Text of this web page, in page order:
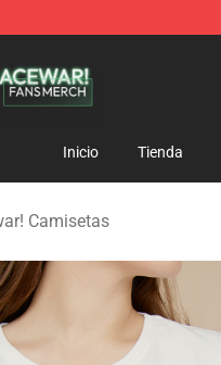
Inicio Tienda
Camisetas